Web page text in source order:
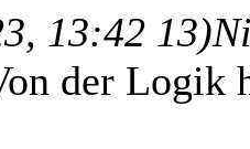
13:42 13)
der Logik